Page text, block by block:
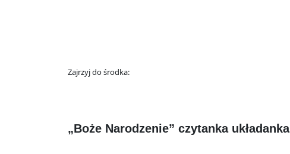
Zajrzyj do środka:
„Boże Narodzenie” czytanka układanka